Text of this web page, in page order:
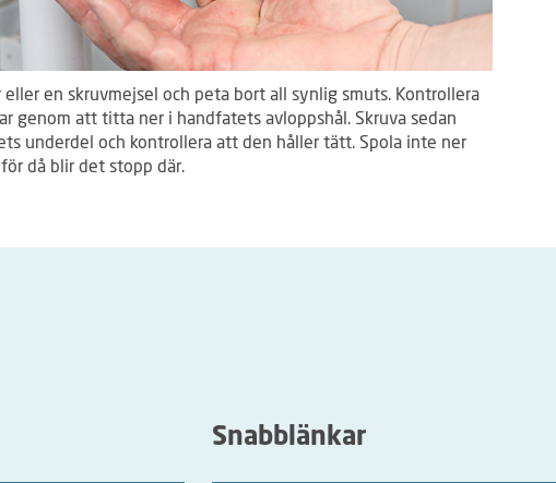
en skruvmejsel och peta bort all synlig smuts. Kontrollera
genom att titta ner i handfatets avloppshål. Skruva sedan
underdel och kontrollera att den håller tätt. Spola inte ner
då blir det stopp där.
Snabblänkar